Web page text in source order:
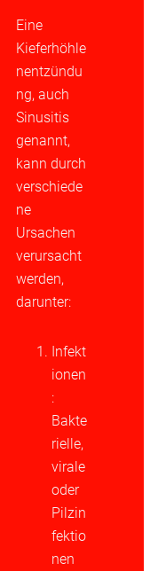
Eine
Kieferhöhle
nentzündu
ng, auch
Sinusitis
genannt,
kann durch
verschiede
ne
Ursachen
verursacht
werden,
darunter:
Infekt
ionen
:
Bakte
rielle,
virale
oder
Pilzin
fektio
nen